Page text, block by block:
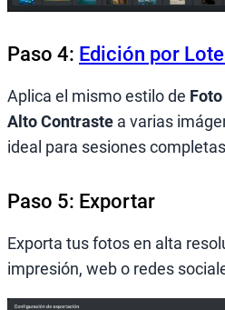
Paso 4: Edición por
Aplica el mismo estilo de
Alto Contraste a varias
ideal para sesiones
Paso 5: Exportar
Exporta tus fotos en alta
impresión, web o redes